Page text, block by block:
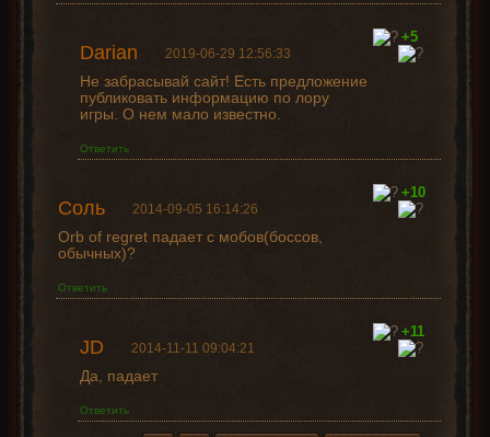
Darian 2019-06-29 12:56:33
Не забрасывай сайт! Есть предложение
публиковать информацию по лору
игры. О нем мало известно.
Ответить
+5
Соль 2014-09-05 16:14:26
Orb of regret падает с мобов(боссов,
обычных)?
Ответить
+10
JD 2014-11-11 09:04:21
Да, падает
Ответить
+11